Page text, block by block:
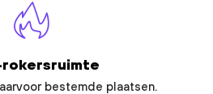
bestemde plaatsen.